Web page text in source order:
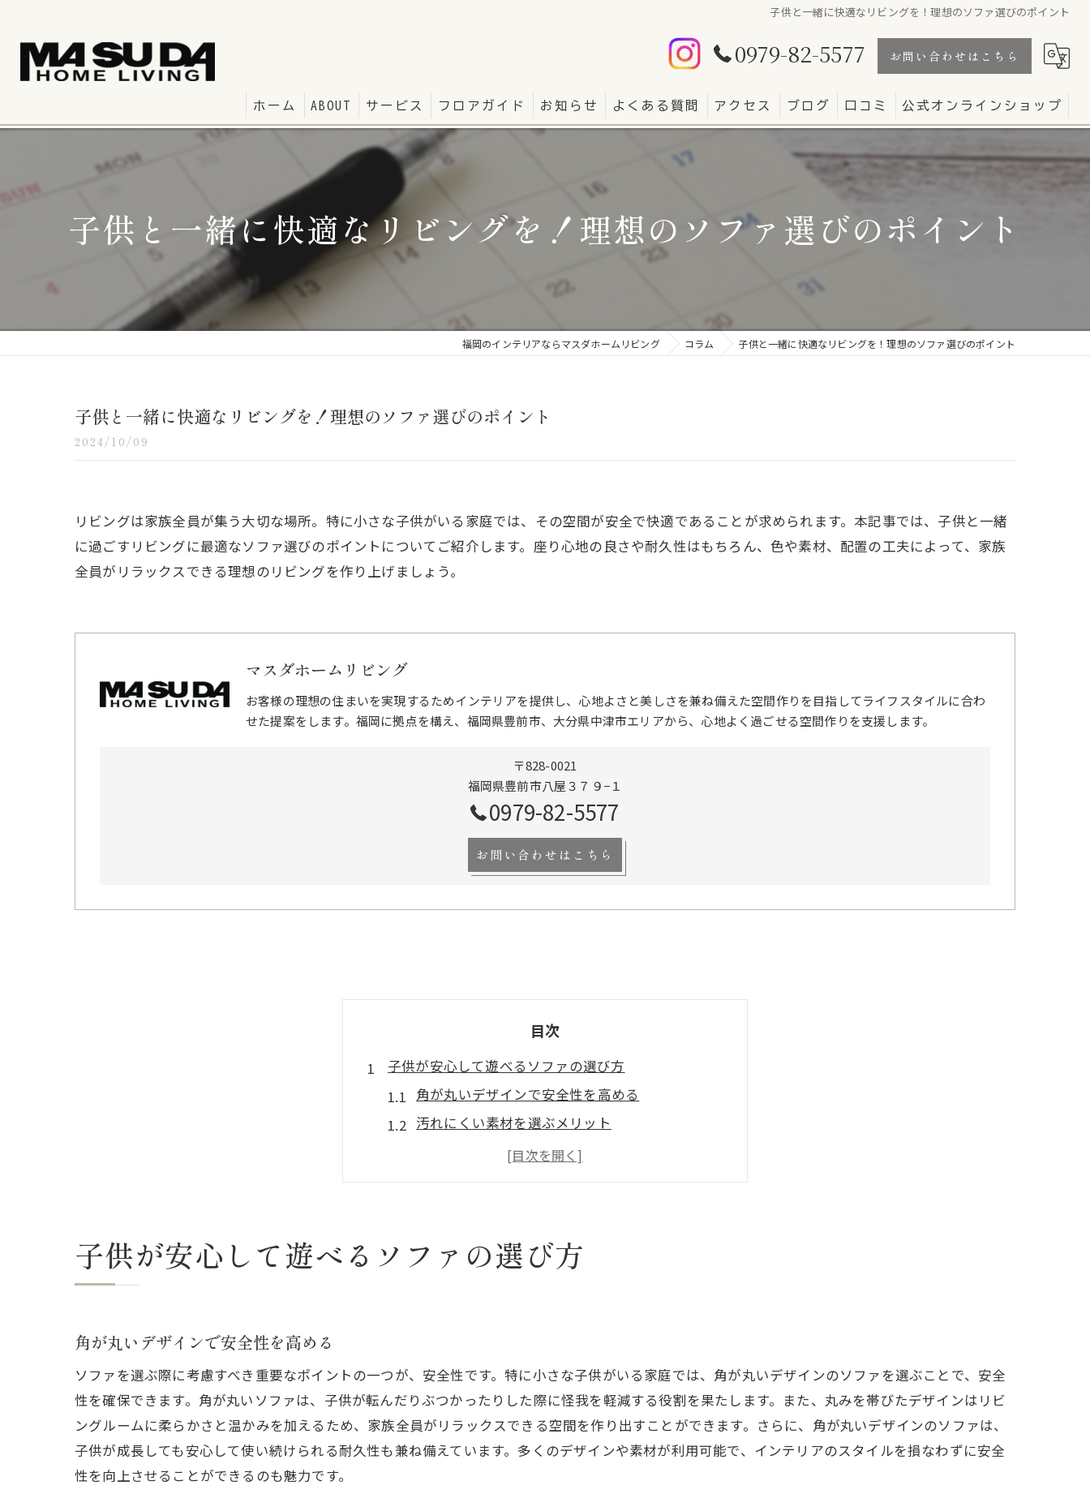
子供と一緒に快適なリビングを！理想のソファ選びのポイント
0979-82-5577 お問い合わせはこちら
ホーム ABOUT サービス フロアガイド お知らせ よくある質問 アクセス ブログ 口コミ 公式オンラインショップ
子供と一緒に快適なリビングを！理想のソファ選びのポイント
福岡のインテリアならマスダホームリビング コラム 子供と一緒に快適なリビングを！理想のソファ選びのポイント
子供と一緒に快適なリビングを！理想のソファ選びのポイント
2024/10/09
リビングは家族全員が集う大切な場所。特に小さな子供がいる家庭では、その空間が安全で快適であることが求められます。本記事では、子供と一緒
に過ごすリビングに最適なソファ選びのポイントについてご紹介します。座り心地の良さや耐久性はもちろん、色や素材、配置の工夫によって、家族
全員がリラックスできる理想のリビングを作り上げましょう。
マスダホームリビング
お客様の理想の住まいを実現するためインテリアを提供し、心地よさと美しさを兼ね備えた空間作りを目指してライフスタイルに合わ
せた提案をします。福岡に拠点を構え、福岡県豊前市、大分県中津市エリアから、心地よく過ごせる空間作りを支援します。
〒828-0021
福岡県豊前市八屋３７９−１
0979-82-5577
お問い合わせはこちら
目次
子供が安心して遊べるソファの選び方
角が丸いデザインで安全性を高める
汚れにくい素材を選ぶメリット
子供の成長に合わせた柔軟なソファ選び
クッションの取り外しが簡単なモデルの利点
耐久性抜群！家族が長く愛用できるソファの秘訣
長持ちするソファの選び方ガイド
子供やペットに強いソファカバー
保証期間で見るソファの信頼性
リビングを彩る理想のソファカラーの選び方
子供が安心して遊べるソファの選び方
角が丸いデザインで安全性を高める
ソファを選ぶ際に考慮すべき重要なポイントの一つが、安全性です。特に小さな子供がいる家庭では、角が丸いデザインのソファを選ぶことで、安全
性を確保できます。角が丸いソファは、子供が転んだりぶつかったりした際に怪我を軽減する役割を果たします。また、丸みを帯びたデザインはリビ
ングルームに柔らかさと温かみを加えるため、家族全員がリラックスできる空間を作り出すことができます。さらに、角が丸いデザインのソファは、
子供が成長しても安心して使い続けられる耐久性も兼ね備えています。多くのデザインや素材が利用可能で、インテリアのスタイルを損なわずに安全
性を向上させることができるのも魅力です。